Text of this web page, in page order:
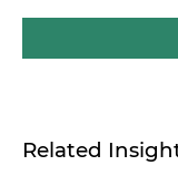
Related